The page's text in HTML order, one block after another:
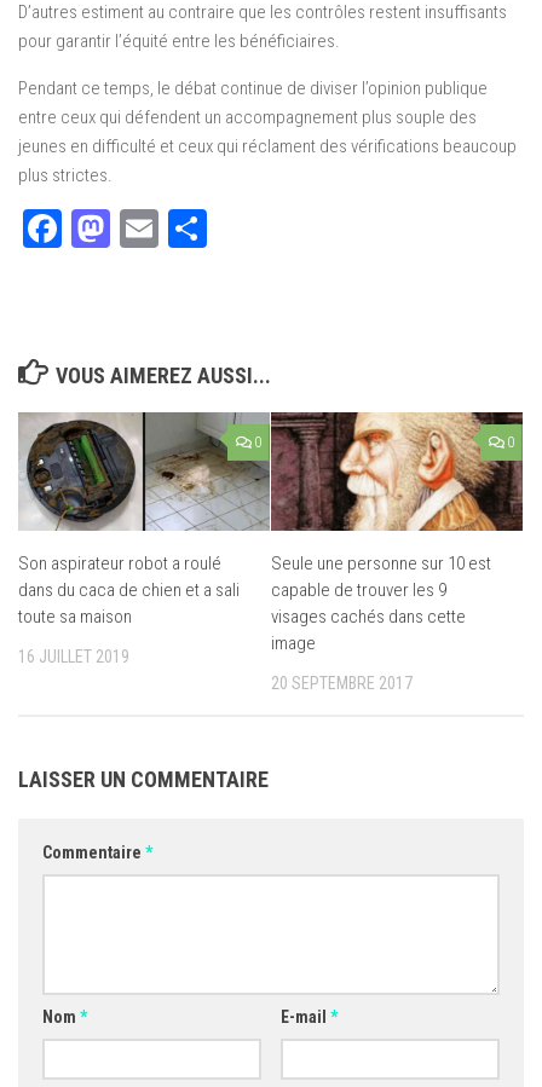
D’autres estiment au contraire que les contrôles restent insuffisants
pour garantir l’équité entre les bénéficiaires.
Pendant ce temps, le débat continue de diviser l’opinion publique
entre ceux qui défendent un accompagnement plus souple des
jeunes en difficulté et ceux qui réclament des vérifications beaucoup
plus strictes.
Facebook
Mastodon
Email
VOUS AIMEREZ AUSSI...
0
Son aspirateur robot a roulé
dans du caca de chien et a sali
toute sa maison
16 JUILLET 2019
0
Seule une personne sur 10 est
capable de trouver les 9
visages cachés dans cette
image
20 SEPTEMBRE 2017
LAISSER UN COMMENTAIRE
Commentaire *
Nom * E-mail *